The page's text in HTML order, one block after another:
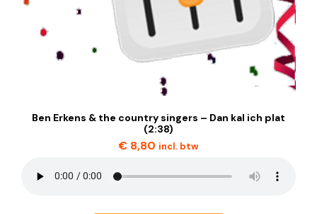
Ben Erkens & the country singers – Dan kal ich plat
(2:38)
€ 8,80 incl. btw